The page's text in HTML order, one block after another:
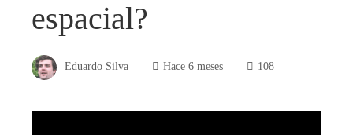
espacial?
Eduardo Silva Hace 6 meses 108